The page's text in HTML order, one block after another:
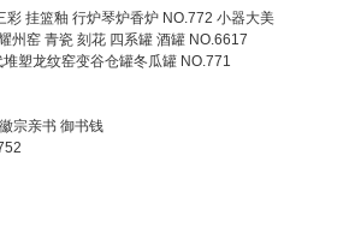
彩 挂篮釉 行炉琴炉香炉 NO.772 小器大美
州窑 青瓷 刻花 四系罐 酒罐 NO.6617
堆塑龙纹窑变谷仓罐冬瓜罐 NO.771
宗亲书 御书钱